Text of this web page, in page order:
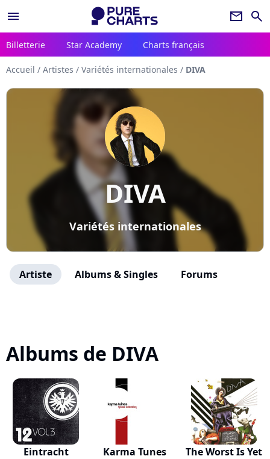
menu newsletter search
Billetterie Star Academy Charts français
Accueil / Artistes / Variétés internationales / DIVA
DIVA
Variétés internationales
Artiste Albums & Singles Forums
Albums de DIVA
Eintracht
Karma Tunes
The Worst Is Yet